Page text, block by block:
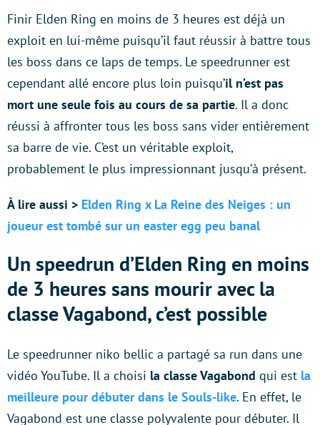
Finir Elden Ring en moins de 3 heures est déjà un
exploit en lui-même puisqu’il faut réussir à battre tous
les boss dans ce laps de temps. Le speedrunner est
cependant allé encore plus loin puisqu’il n’est pas
mort une seule fois au cours de sa partie. Il a donc
réussi à affronter tous les boss sans vider entièrement
sa barre de vie. C’est un véritable exploit,
probablement le plus impressionnant jusqu’à présent.
À lire aussi > Elden Ring x La Reine des Neiges : un
joueur est tombé sur un easter egg peu banal
Un speedrun d’Elden Ring en moins
de 3 heures sans mourir avec la
classe Vagabond, c’est possible
Le speedrunner niko bellic a partagé sa run dans une
vidéo YouTube. Il a choisi la classe Vagabond qui est la
meilleure pour débuter dans le Souls-like. En effet, le
Vagabond est une classe polyvalente pour débuter. Il